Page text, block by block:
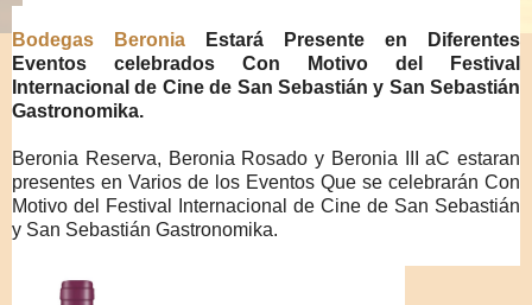
Bodegas Beronia
Estará Presente en Diferentes
Eventos celebrados Con Motivo del Festival
Internacional de Cine de San Sebastián y San Sebastián
Gastronomika.
Beronia Reserva, Beronia Rosado y Beronia III aC estaran
presentes en Varios de los Eventos Que se celebrarán Con
Motivo del Festival Internacional de Cine de San Sebastián
y San Sebastián Gastronomika.